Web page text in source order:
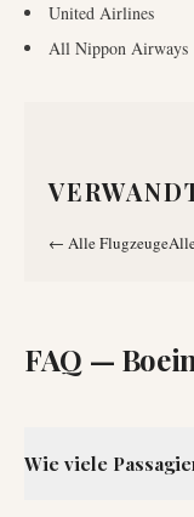
United Airlines
All Nippon Airways
← Alle Flugzeuge
FAQ —
Wie viele